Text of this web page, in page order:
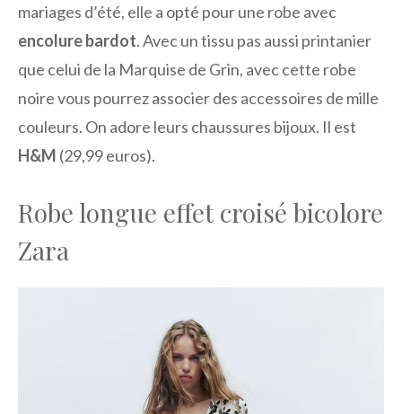
mariages d’été, elle a opté pour une robe avec
encolure bardot. Avec un tissu pas aussi printanier
que celui de la Marquise de Grin, avec cette robe
noire vous pourrez associer des accessoires de mille
couleurs. On adore leurs chaussures bijoux. Il est
H&M (29,99 euros).
Robe longue effet croisé bicolore
Zara